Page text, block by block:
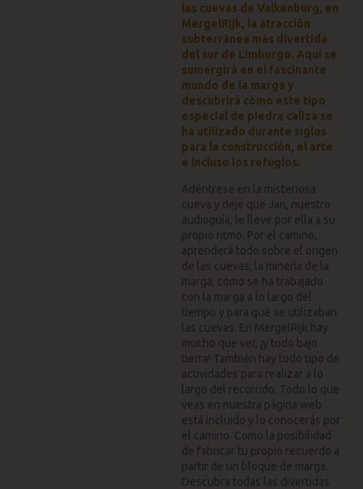
las cuevas de Valkenburg, en
MergelRijk, la atracción
subterránea más divertida
del sur de Limburgo. Aquí se
sumergirá en el fascinante
mundo de la marga y
descubrirá cómo este tipo
especial de piedra caliza se
ha utilizado durante siglos
para la construcción, el arte
e incluso los refugios.
Adéntrese en la misteriosa
cueva y deje que Jan, nuestro
audioguía, le lleve por ella a su
propio ritmo. Por el camino,
aprenderá todo sobre el origen
de las cuevas, la minería de la
marga, cómo se ha trabajado
con la marga a lo largo del
tiempo y para qué se utilizaban
las cuevas. En MergelRijk hay
mucho que ver, ¡y todo bajo
tierra! También hay todo tipo de
actividades para realizar a lo
largo del recorrido. Todo lo que
veas en nuestra página web
está incluido y lo conocerás por
el camino. Como la posibilidad
de fabricar tu propio recuerdo a
partir de un bloque de marga.
Descubra todas las divertidas